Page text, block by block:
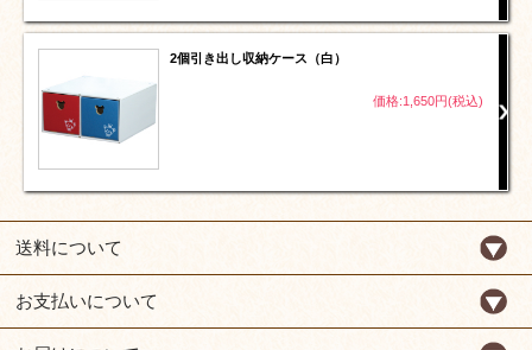
2個引き出し収納ケース（白）
価格:1,650円(税込)
送料について
お支払いについて